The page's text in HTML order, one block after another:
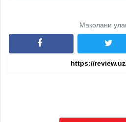
Мақолани